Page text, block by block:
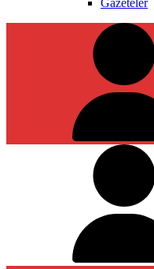
Gazeteler